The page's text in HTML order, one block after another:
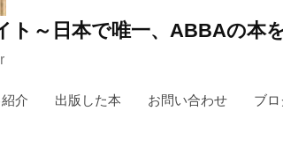
ト～日本で唯一、ABBAの本
介 出版した本 お問い合わせ ブ